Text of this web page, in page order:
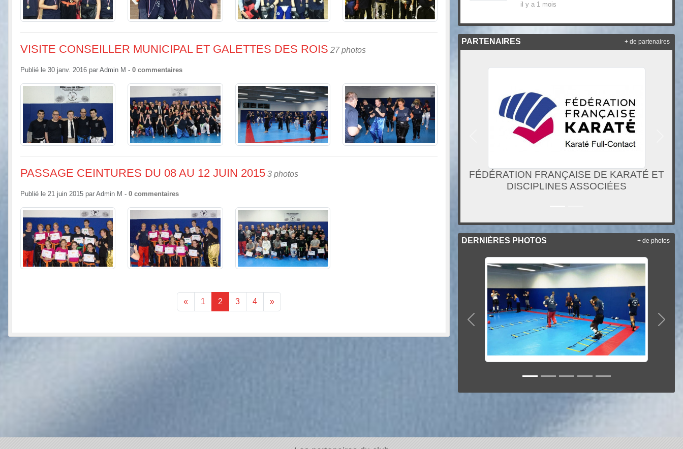
VISITE CONSEILLER MUNICIPAL ET GALETTES DES ROIS 27 photos
Publié le 30 janv. 2016 par Admin M - 0 commentaires
PASSAGE CEINTURES DU 08 AU 12 JUIN 2015 3 photos
Publié le 21 juin 2015 par Admin M - 0 commentaires
« 1 2 3 4 »
il y a 1 mois
PARTENAIRES
KICK-BOXING
+ de partenaires
Précedent